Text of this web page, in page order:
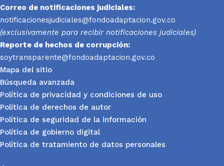
Correo de notificaciones judiciales:
notificacionesjudiciales@fondoadaptacion.gov.co
(exclusivamente para recibir notificaciones judiciales)
Reporte de hechos de corrupción:
soytransparente@fondoadaptacion.gov.co
Mapa del sitio
Búsqueda avanzada
Política de privacidad y condiciones de uso
Política de derechos de autor
Política de seguridad de la información
Política de gobierno digital
Política de tratamiento de datos personales